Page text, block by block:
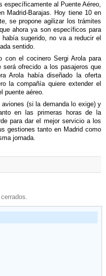
especí­ficamente al Puente Aéreo,
Madrid-Barajas. Hoy tiene 10 en
se propone agilizar los trámites
ahora ya son especí­ficos para
sugerido, no va a reducir el
sentido.
con el cocinero Sergi Arola para
ofrecido a los pasajeros que
Arola habí­a diseñado la oferta
la compañí­a quiere extender el
puente aéreo.
(si la demanda lo exige) y
en las primeras horas de la
para dar el mejor servicio a los
gestiones tanto en Madrid como
jornada.